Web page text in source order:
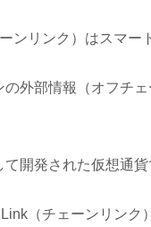
ンリンク）はスマー
の外部情報（オフチ
開発された仮想通貨
（チェーンリンク